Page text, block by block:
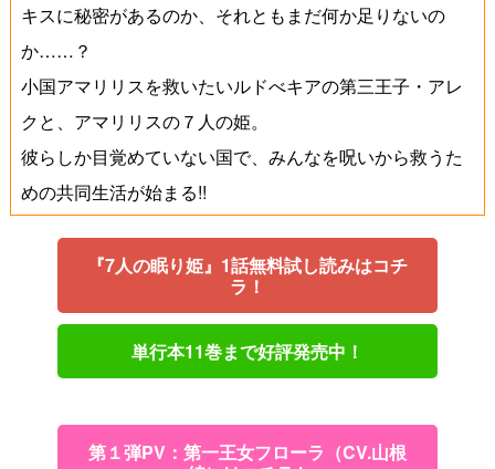
キスに秘密があるのか、それともまだ何か足りないの
か……？
小国アマリリスを救いたいルドべキアの第三王子・アレ
クと、アマリリスの７人の姫。
彼らしか目覚めていない国で、みんなを呪いから救うた
めの共同生活が始まる!!
『7人の眠り姫』1話無料試し読みはコチ
ラ！
単行本11巻まで好評発売中！
第１弾PV：第一王女フローラ（CV.山根